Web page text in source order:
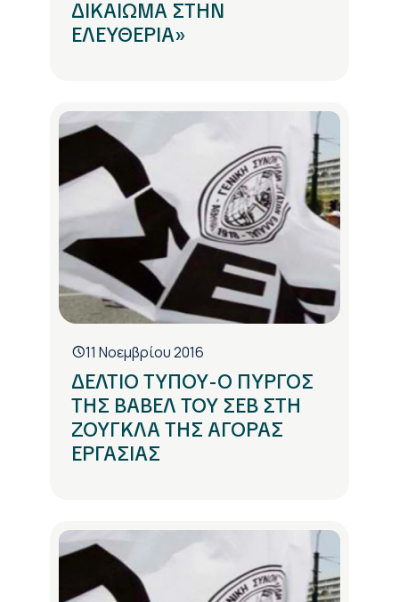
ΔΙΚΑΙΩΜΑ ΣΤΗΝ
ΕΛΕΥΘΕΡΙΑ»
11 Νοεμβρίου 2016
ΔΕΛΤΙΟ ΤΥΠΟΥ-Ο ΠΥΡΓΟΣ
ΤΗΣ ΒΑΒΕΛ ΤΟΥ ΣΕΒ ΣΤΗ
ΖΟΥΓΚΛΑ ΤΗΣ ΑΓΟΡΑΣ
ΕΡΓΑΣΙΑΣ